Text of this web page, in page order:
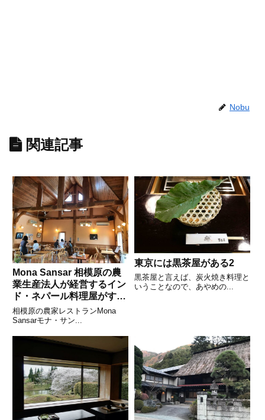
Nobu
関連記事
Mona Sansar 相模原の農
業生産法人が経営するイン
ド・ネパール料理屋がすご
い
相模原の農家レストランMona
Sansarモナ・サン...
東京には黒茶屋がある2
黒茶屋と言えば、炭火焼き料理と
いうことなので、あやめの...